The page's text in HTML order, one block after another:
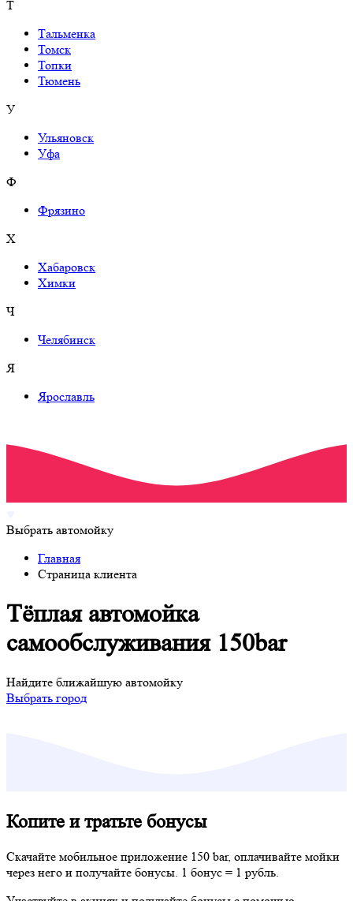
Т
Тальменка
Томск
Топки
Тюмень
У
Ульяновск
Уфа
Ф
Фрязино
Х
Хабаровск
Химки
Ч
Челябинск
Я
Ярославль
Выбрать автомойку
Главная
Страница клиента
Тёплая автомойка
самообслуживания 150bar
Найдите ближайшую автомойку
Выбрать город
Копите и тратьте бонусы
Скачайте мобильное приложение 150 bar, оплачивайте мойки
через него и получайте бонусы. 1 бонус = 1 рубль.